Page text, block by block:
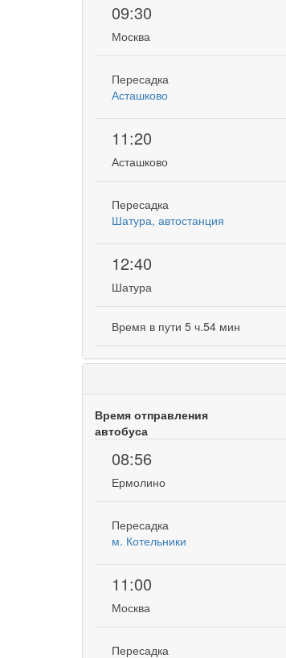
09:30
Москва
Пересадка
Асташково
11:20
Асташково
Пересадка
Шатура, автостанция
12:40
Шатура
Время в пути 5 ч.54 мин
Время отправления
автобуса
08:56
Ермолино
Пересадка
м. Котельники
11:00
Москва
Пересадка